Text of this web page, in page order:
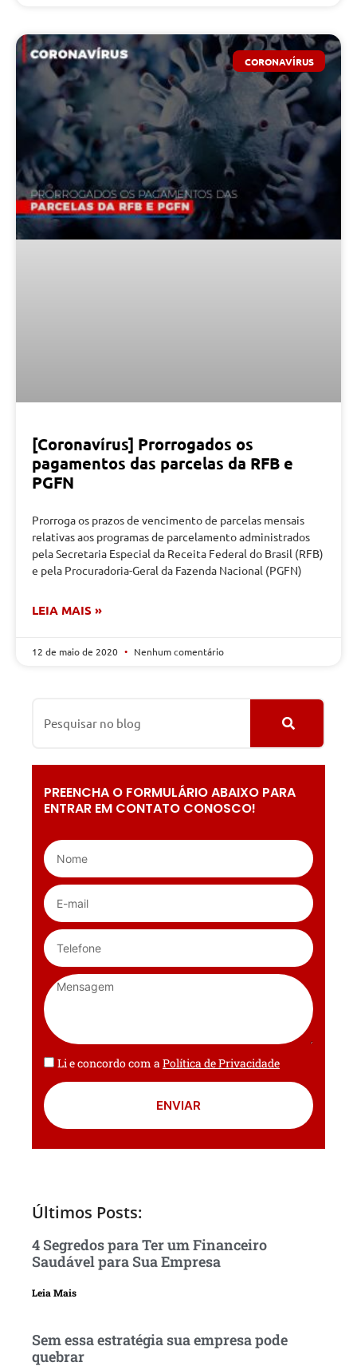
CORONAVÍRUS
[Coronavírus] Prorrogados os
pagamentos das parcelas da RFB e
PGFN
Prorroga os prazos de vencimento de parcelas mensais
relativas aos programas de parcelamento administrados
pela Secretaria Especial da Receita Federal do Brasil (RFB)
e pela Procuradoria-Geral da Fazenda Nacional (PGFN)
LEIA MAIS »
12 de maio de 2020 Nenhum comentário
PREENCHA O FORMULÁRIO ABAIXO PARA
ENTRAR EM CONTATO CONOSCO!
Li e concordo com a Política de Privacidade
ENVIAR
Últimos Posts:
4 Segredos para Ter um Financeiro
Saudável para Sua Empresa
Leia Mais
Sem essa estratégia sua empresa pode
quebrar